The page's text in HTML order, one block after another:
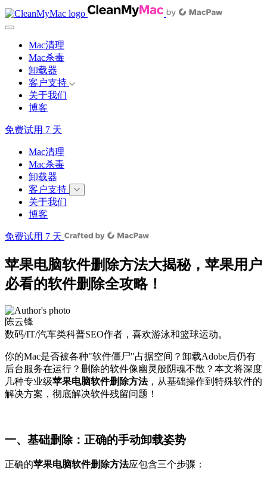
Mac清理
Mac杀毒
卸载器
客户支持
关于我们
博客
免费试用 7 天
Mac清理
Mac杀毒
卸载器
客户支持
关于我们
博客
免费试用 7 天
苹果电脑软件删除方法大揭秘，苹果用户
必看的软件删除全攻略！
陈云锋
数码/IT/汽车类科普SEO作者，喜欢游泳和篮球运动。
你的Mac是否被各种"软件僵尸"占据空间？卸载Adobe后仍有
后台服务在运行？删除的软件像幽灵般阴魂不散？本文将深度
几种专业级苹果电脑软件删除方法，从基础操作到 特殊软件的
解决方案 ，彻底解决软件残留问题！
一、基础删除：正确的手动卸载姿势
正确的苹果电脑软件删除方法应包含三个步骤：